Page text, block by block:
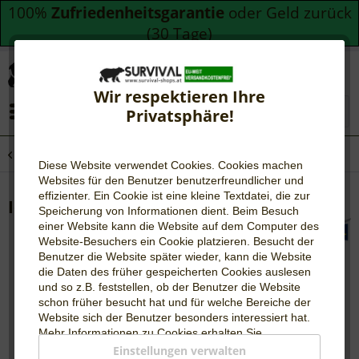
100% Zufriedenheitsgarantie oder Geld zurück
(30 Tage)
Wir respektieren Ihre
Privatsphäre!
Diese Website verwendet Cookies. Cookies machen
Websites für den Benutzer benutzerfreundlicher und
effizienter. Ein Cookie ist eine kleine Textdatei, die zur
Speicherung von Informationen dient. Beim Besuch
einer Website kann die Website auf dem Computer des
Website-Besuchers ein Cookie platzieren. Besucht der
Benutzer die Website später wieder, kann die Website
die Daten des früher gespeicherten Cookies auslesen
und so z.B. feststellen, ob der Benutzer die Website
schon früher besucht hat und für welche Bereiche der
Website sich der Benutzer besonders interessiert hat.
Mehr Informationen zu Cookies erhalten Sie
WIKIPEDIA.
Einstellungen verwalten
Ice & Go Bandage